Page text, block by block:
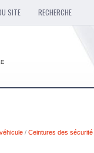
SITE RECHERCHE
/ Ceintures des sécurité